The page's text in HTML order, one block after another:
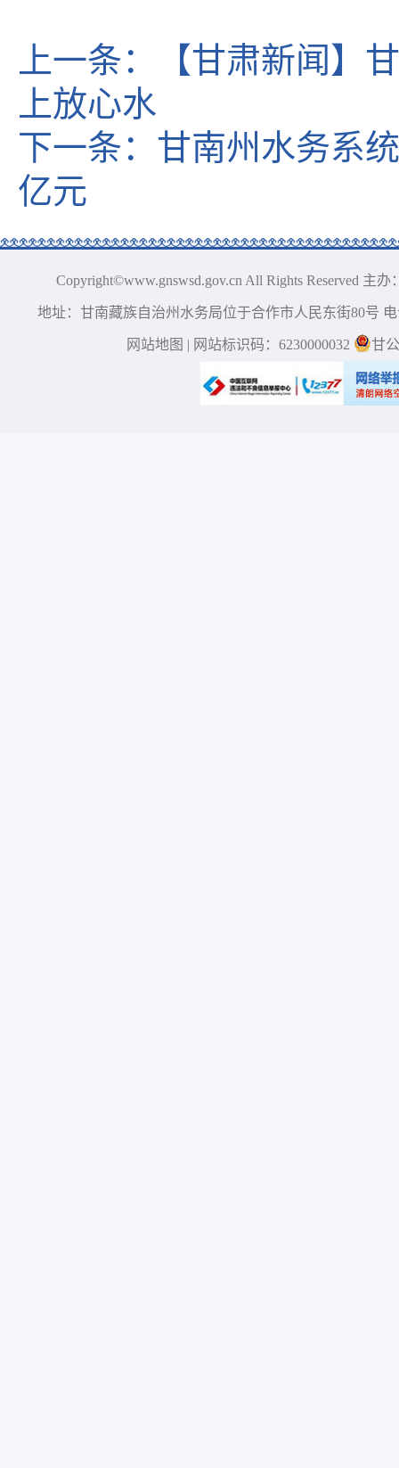
上一条：
【甘肃新闻】
上放心水
下一条： 甘南州水务系
亿元
Copyright©www.gnswsd.gov.cn All Rights Reserved
地址：甘南藏族自治州水务局位于合作市人民东街80号
网站地图 | 网站标识码：6230000032 甘